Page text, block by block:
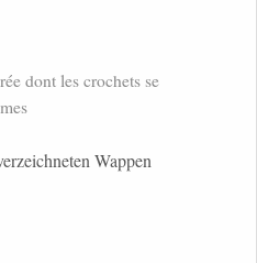
dont les crochets se
Wappen